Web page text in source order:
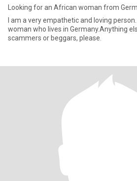
Looking for an African woman from
I am a very empathetic and loving
woman who lives in Germany.Anything
scammers or beggars, please.